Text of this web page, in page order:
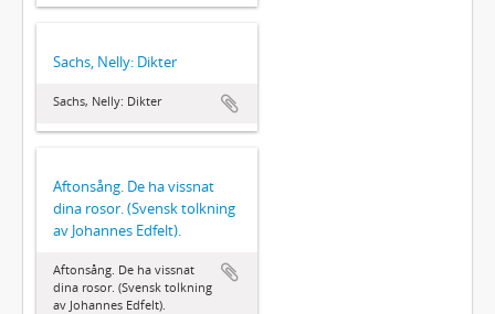
Sachs, Nelly: Dikter
Sachs, Nelly: Dikter
Aftonsång. De ha vissnat
dina rosor. (Svensk tolkning
av Johannes Edfelt).
Aftonsång. De ha vissnat
dina rosor. (Svensk tolkning
av Johannes Edfelt).